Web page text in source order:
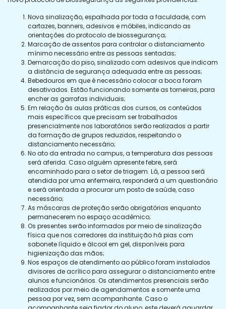
Nova sinalização, espalhada por toda a faculdade, com
cartazes, banners, adesivos e móbiles, indicando as
orientações do protocolo de biossegurança;
Marcação de assentos para controlar o distanciamento
mínimo necessário entre as pessoas sentadas;
Demarcação do piso, sinalizado com adesivos que indicam
a distância de segurança adequada entre as pessoas;
Bebedouros em que é necessário colocar a boca foram
desativados. Estão funcionando somente as torneiras, para
encher as garrafas individuais;
Em relação às aulas práticas dos cursos, os conteúdos
mais específicos que precisam ser trabalhados
presencialmente nos laboratórios serão realizados a partir
da formação de grupos reduzidos, respeitando o
distanciamento necessário;
No ato da entrada no campus, a temperatura das pessoas
será aferida. Caso alguém apresente febre, será
encaminhado para o setor de triagem. Lá, a pessoa será
atendida por uma enfermeira, responderá a um questionário
e será orientada a procurar um posto de saúde, caso
necessário;
As máscaras de proteção serão obrigatórias enquanto
permanecerem no espaço acadêmico;
Os presentes serão informados por meio de sinalização
física que nos corredores da instituição há pias com
sabonete líquido e álcool em gel, disponíveis para
higienização das mãos;
Nos espaços de atendimento ao público foram instalados
divisores de acrílico para assegurar o distanciamento entre
alunos e funcionários. Os atendimentos presenciais serão
realizados por meio de agendamentos e somente uma
pessoa por vez, sem acompanhante. Caso o